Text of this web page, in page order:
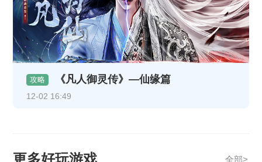
攻略 《凡人御灵传》—仙缘篇
12-02 16:49
全部>